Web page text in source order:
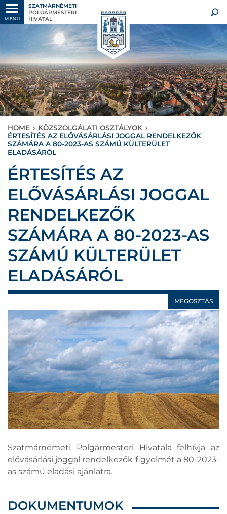
MENU
SZATMÁRNÉMETI
POLGÁRMESTERI
HIVATAL
HOME › KÖZSZOLGÁLATI OSZTÁLYOK ›
ÉRTESÍTÉS AZ ELŐVÁSÁRLÁSI JOGGAL RENDELKEZŐK
SZÁMÁRA A 80-2023-AS SZÁMÚ KÜLTERÜLET
ELADÁSÁRÓL
ÉRTESÍTÉS AZ
ELŐVÁSÁRLÁSI JOGGAL
RENDELKEZŐK
SZÁMÁRA A 80-2023-AS
SZÁMÚ KÜLTERÜLET
ELADÁSÁRÓL
MEGOSZTÁS
Szatmárnémeti Polgármesteri Hivatala felhívja az
elővásárlási joggal rendelkezők figyelmét a 80-2023-
as számú eladási ajánlatra.
DOKUMENTUMOK